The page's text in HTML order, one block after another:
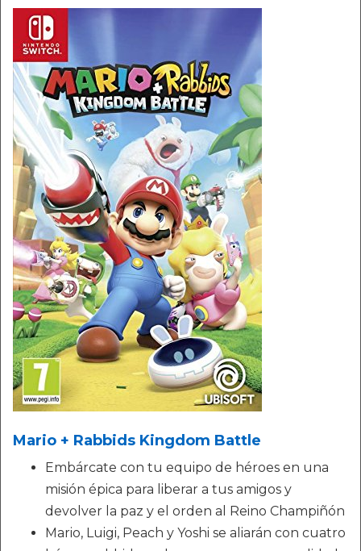
Mario + Rabbids Kingdom Battle
Embárcate con tu equipo de héroes en una
misión épica para liberar a tus amigos y
devolver la paz y el orden al Reino Champiñón
Mario, Luigi, Peach y Yoshi se aliarán con cuatro